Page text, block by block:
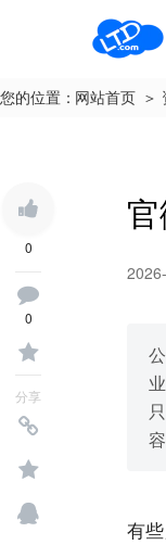
您的位置： 网站首页 ＞
0
0
分享
容
有